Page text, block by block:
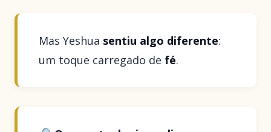
Mas Yeshua sentiu algo diferente:
um toque carregado de fé.